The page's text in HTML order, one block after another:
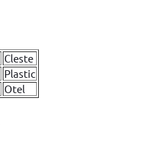
Cleste
Plastic
Otel